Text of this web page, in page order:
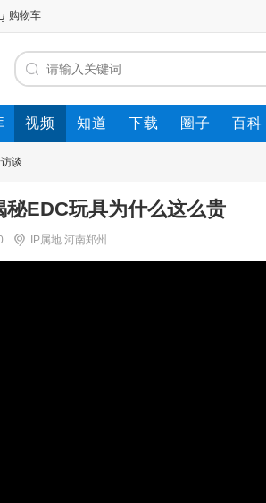
购物车
视频 知道 下载 圈子 百科
谈
秘EDC玩具为什么这么贵
IP属地 河南郑州